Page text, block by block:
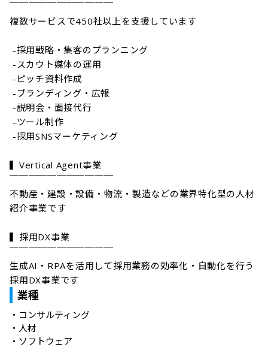
￣￣￣￣￣￣￣￣￣￣￣
複数サービスで450社以上を支援しています
▍Vertical Agent事業
￣￣￣￣￣￣￣￣￣￣￣
不動産・建設・設備・物流・製造などの業界特化型の人材
紹介事業です
▍採用DX事業
￣￣￣￣￣￣￣￣￣￣￣
生成AI・RPAを活用して採用業務の効率化・自動化を行う
採用DX事業です
業種
・ コンサルティング
・ 人材
・ ソフトウェア